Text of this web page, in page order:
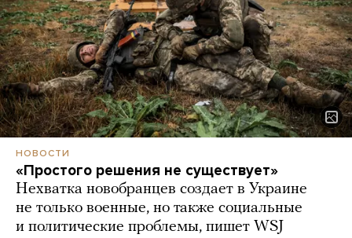
НОВОСТИ
«Простого решения не существует»
Нехватка новобранцев создает в Украине
не только военные, но также социальные
и политические проблемы, пишет WSJ